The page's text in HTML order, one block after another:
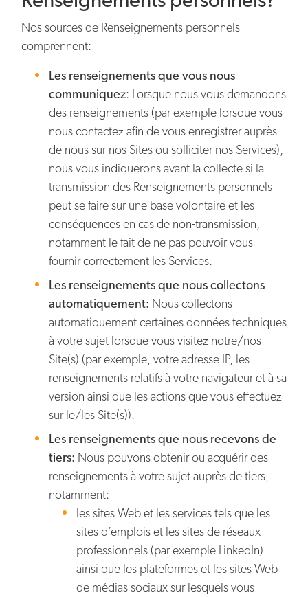
Nos sources de Renseignements personnels
comprennent:
Les renseignements que vous nous
communiquez: Lorsque nous vous demandons
des renseignements (par exemple lorsque vous
nous contactez afin de vous enregistrer auprès
de nous sur nos Sites ou solliciter nos Services),
nous vous indiquerons avant la collecte si la
transmission des Renseignements personnels
peut se faire sur une base volontaire et les
conséquences en cas de non-transmission,
notamment le fait de ne pas pouvoir vous
fournir correctement les Services.
Les renseignements que nous collectons
automatiquement: Nous collectons
automatiquement certaines données techniques
à votre sujet lorsque vous visitez notre/nos
Site(s) (par exemple, votre adresse IP, les
renseignements relatifs à votre navigateur et à sa
version ainsi que les actions que vous effectuez
sur le/les Site(s)).
Les renseignements que nous recevons de
tiers: Nous pouvons obtenir ou acquérir des
renseignements à votre sujet auprès de tiers,
notamment:
les sites Web et les services tels que les
sites d’emplois et les sites de réseaux
professionnels (par exemple LinkedIn)
ainsi que les plateformes et les sites Web
de médias sociaux sur lesquels vous